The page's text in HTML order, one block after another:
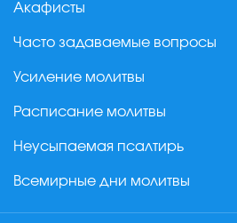
Акафисты
Часто задаваемые вопросы
Усиление молитвы
Расписание молитвы
Неусыпаемая псалтирь
Всемирные дни молитвы